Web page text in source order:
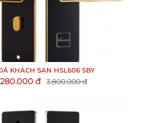
KHÁCH SẠN HSL606 SBY
đ 3.800.000 đ